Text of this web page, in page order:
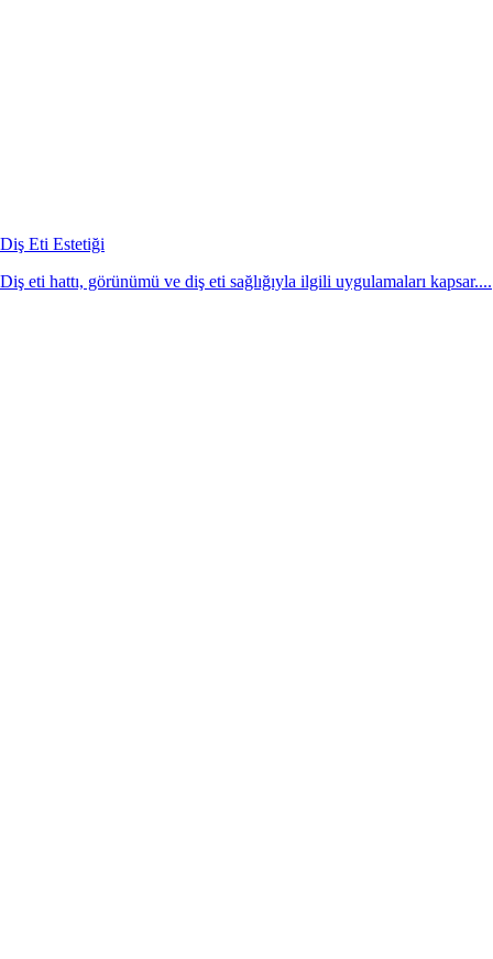
Diş Eti Estetiği
Diş eti hattı, görünümü ve diş eti sağlığıyla ilgili uygulamaları kapsar....